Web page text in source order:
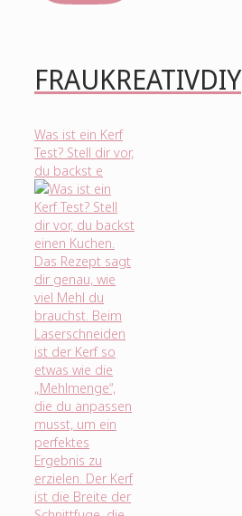
FRAUKREATIVDIY
Was ist ein Kerf
Test? Stell dir vor,
du backst e